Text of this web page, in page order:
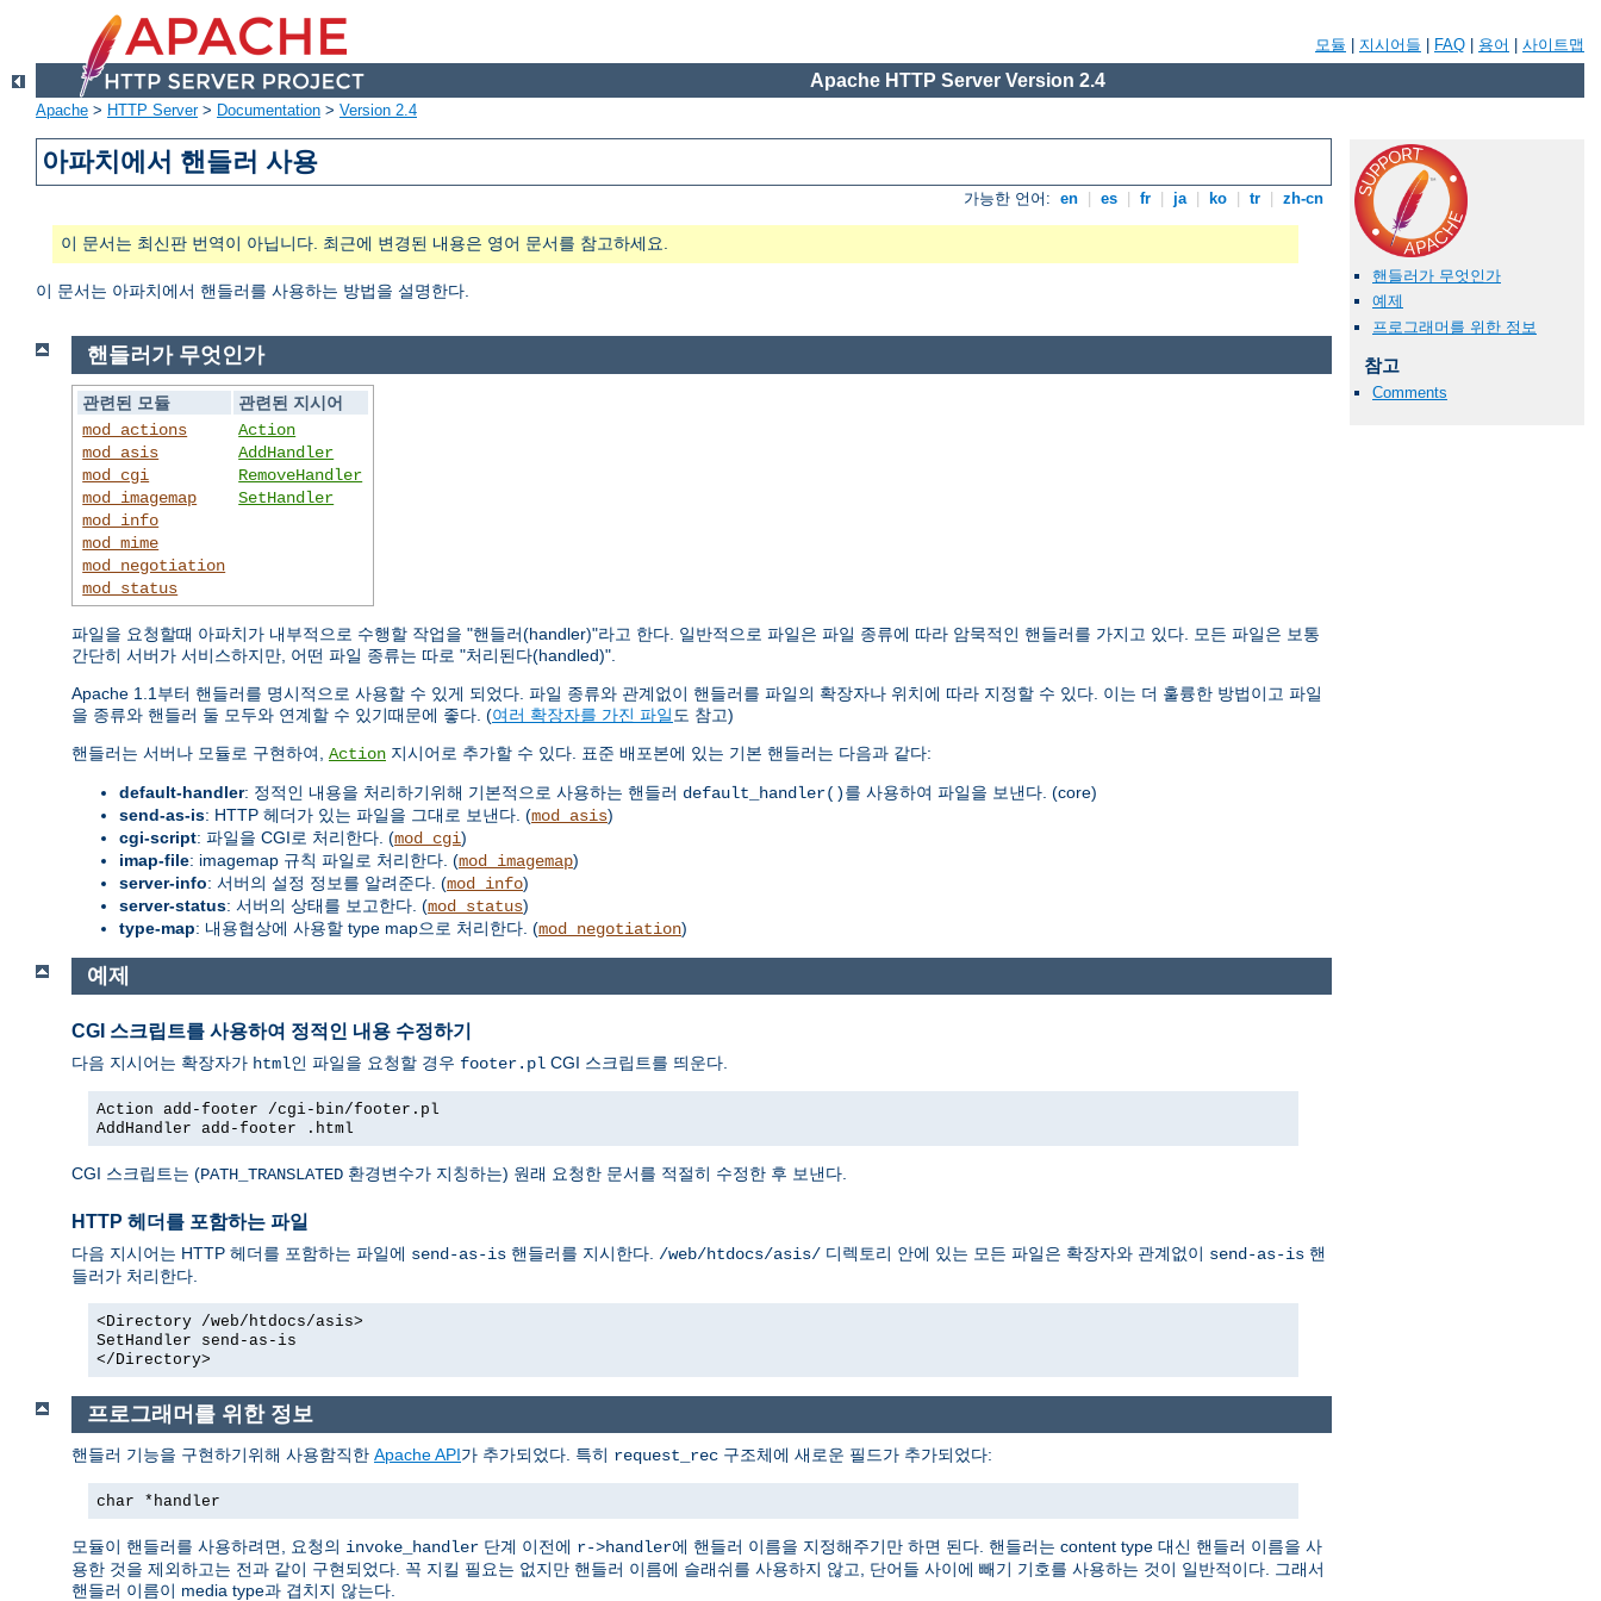
모듈 지시어들 FAQ 용어 사이트맵
Apache HTTP Server Version 2.4
Apache > HTTP Server> Documentation > Version 2.4
아파치에서 핸들러 사용
가능한 언어: en es fr ja ko tr zh-cn
이 문서는 최신판 번역이 아닙니다. 최근에 변경된 내용은 영어 문서를 참고하세요.
이 문서는 아파치에서 핸들러를 사용하는 방법을 설명한다.
핸들러가 무엇인가
예제
프로그래머를 위한 정보
참고
Comments
핸들러가 무엇인가
관련된 모듈
관련된 지시어
mod_actions
mod_asis
mod_cgi
mod_imagemap
mod_info
mod_mime
mod_negotiation
mod_status
Action
AddHandler
RemoveHandler
SetHandler
파일을 요청할때 아파치가 내부적으로 수행할 작업을 "핸들러(handler)"라고 한다. 일반적으로 파일은 파일 종류에 따라 암묵적인 핸들러를 가지고 있다. 모든 파일은 보통
간단히 서버가 서비스하지만, 어떤 파일 종류는 따로 "처리된다(handled)".
Apache 1.1부터 핸들러를 명시적으로 사용할 수 있게 되었다. 파일 종류와 관계없이 핸들러를 파일의 확장자나 위치에 따라 지정할 수 있다. 이는 더 훌륭한 방법이고 파일
을 종류와 핸들러 둘 모두와 연계할 수 있기때문에 좋다. (여러 확장자를 가진 파일 도 참고)
핸들러는 서버나 모듈로 구현하여, Action 지시어로 추가할 수 있다. 표준 배포본에 있는 기본 핸들러는 다음과 같다:
default-handler: 정적인 내용을 처리하기위해 기본적으로 사용하는 핸들러 default_handler()를 사용하여 파일을 보낸다. (core)
send-as-is: HTTP 헤더가 있는 파일을 그대로 보낸다. (mod_asis)
cgi-script: 파일을 CGI로 처리한다. (mod_cgi)
imap-file: imagemap 규칙 파일로 처리한다. (mod_imagemap)
server-info: 서버의 설정 정보를 알려준다. (mod_info)
server-status: 서버의 상태를 보고한다. (mod_status)
type-map: 내용협상에 사용할 type map으로 처리한다. (mod_negotiation)
예제
CGI 스크립트를 사용하여 정적인 내용 수정하기
다음 지시어는 확장자가 html인 파일을 요청할 경우 footer.pl CGI 스크립트를 띄운다.
Action add-footer /cgi-bin/footer.pl
AddHandler add-footer .html
CGI 스크립트는 (PATH_TRANSLATED 환경변수가 지칭하는) 원래 요청한 문서를 적절히 수정한 후 보낸다.
HTTP 헤더를 포함하는 파일
다음 지시어는 HTTP 헤더를 포함하는 파일에 send-as-is 핸들러를 지시한다. /web/htdocs/asis/ 디렉토리 안에 있는 모든 파일은 확장자와 관계없이 send-as-is 핸
들러가 처리한다.
<Directory /web/htdocs/asis>
SetHandler send-as-is
</Directory>
프로그래머를 위한 정보
핸들러 기능을 구현하기위해 사용함직한 Apache API가 추가되었다. 특히 request_rec 구조체에 새로운 필드가 추가되었다:
char *handler
모듈이 핸들러를 사용하려면, 요청의 invoke_handler 단계 이전에 r->handler에 핸들러 이름을 지정해주기만 하면 된다. 핸들러는 content type 대신 핸들러 이름을 사
용한 것을 제외하고는 전과 같이 구현되었다. 꼭 지킬 필요는 없지만 핸들러 이름에 슬래쉬를 사용하지 않고, 단어들 사이에 빼기 기호를 사용하는 것이 일반적이다. 그래서
핸들러 이름이 media type과 겹치지 않는다.